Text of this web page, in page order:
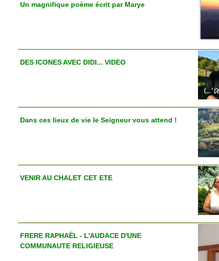
Un magnifique poème écrit par Marye
DES ICONES AVEC DIDI... VIDEO
Dans ces lieux de vie le Seigneur vous attend !
VENIR AU CHALET CET ETE
FRERE RAPHAËL - L'AUDACE D'UNE
COMMUNAUTE RELIGIEUSE